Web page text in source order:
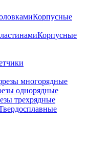
Корпусные
Корпусные
многорядные
однорядные
трехрядные